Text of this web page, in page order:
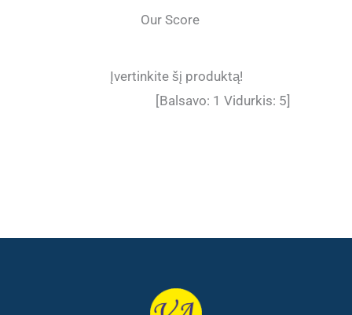
Our Score
Įvertinkite šį produktą!
[Balsavo: 1 Vidurkis: 5]